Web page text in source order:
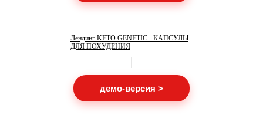
Лендинг KETO GENETIC - КАПСУЛЫ
ДЛЯ ПОХУДЕНИЯ
демо-версия >